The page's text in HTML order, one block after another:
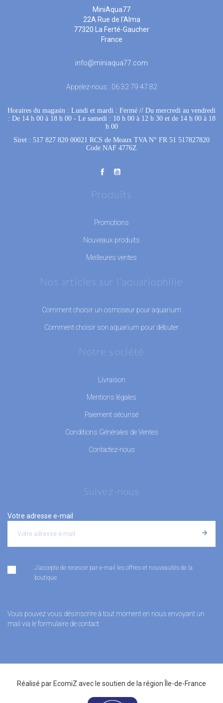
MiniAqua77
22A Rue de l'Alma
77320 La Ferté-Gaucher
France
info@miniaqua77.com
Appelez-nous : 06 32 79 47 82
Horaires du magasin : Lundi et mardi : Fermé // Du mercredi au vendredi
: De 14 h 00 à 18 h 00 - Le samedi : 10 h 00 à 12 h 30 et de 14 h 00 à 18
h 00
Siret : 517 827 820 00021 RCS de Meaux TVA N° FR 51 517827820
Code NAF 4776Z
Produits
Promotions
Nouveaux produits
Meilleures ventes
Nos articles sur l'aquariophilie
Comment choisir un osmoseur pour aquarium
Comment choisir son aquarium pour débuter
Notre société
Livraison
Mentions légales
Paiement sécurisé
Conditions Générales de Ventes
Contactez-nous
Suivez-nous
Votre adresse e-mail
J'accepte de recevoir par e-mail les offres et nouveautés de la
boutique
Vous pouvez vous désinscrire à tout moment en nous envoyant un
mail via le formulaire de contact
Réalisé par EcomiZ avec le soutien de la région Île-de-France